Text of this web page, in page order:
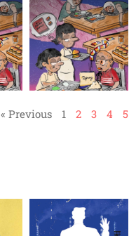
« Previous 1 2 3 4 5